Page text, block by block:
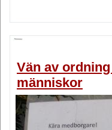
Vän av
människor